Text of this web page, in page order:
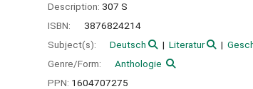
Description: 307 S
ISBN:
3876824214
Subject(s):
Deutsch Literatur
Genre/Form:
Anthologie
PPN: 1604707275